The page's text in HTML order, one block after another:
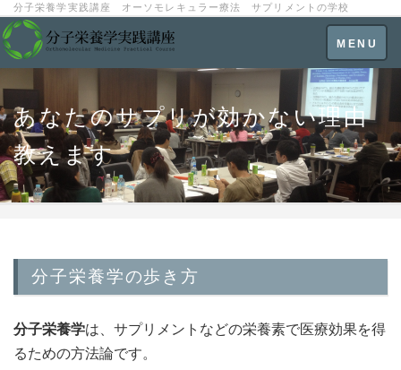
分子栄養学実践講座 オーソモレキュラー療法 サプリメントの学校
Toggle
MENU
あなたのサプリが効かない理由
教えます
分子栄養学の歩き方
分子栄養学は、サプリメントなどの栄養素で医療効果を得
るための方法論です。